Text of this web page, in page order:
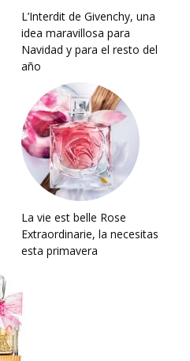
L’Interdit de Givenchy, una
idea maravillosa para
Navidad y para el resto del
año
La vie est belle Rose
Extraordinarie, la necesitas
esta primavera